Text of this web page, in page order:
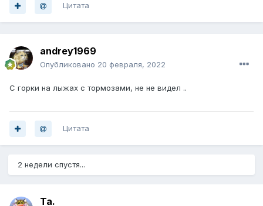
Цитата
andrey1969
Опубликовано 20 февраля, 2022
C горки на лыжах с тормозами, не не видел ..
Цитата
2 недели спустя...
Ta.